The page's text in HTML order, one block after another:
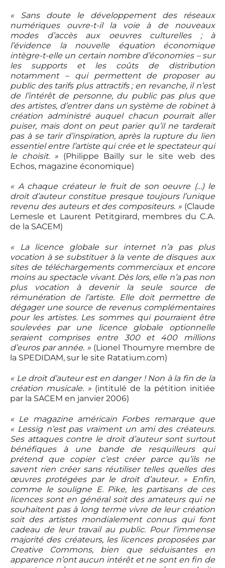
« Sans doute le développement des réseaux
numériques ouvre-t-il la voie à de nouveaux
modes d’accès aux oeuvres culturelles ; à
l’évidence la nouvelle équation économique
intègre-t-elle un certain nombre d’économies – sur
les supports et les coûts de distribution
notamment – qui permettent de proposer au
public des tarifs plus attractifs ; en revanche, il n’est
de l’intérêt de personne, du public pas plus que
des artistes, d’entrer dans un système de robinet à
création administré auquel chacun pourrait aller
puiser, mais dont on peut parier qu’il ne tarderait
pas à se tarir d’inspiration, après la rupture du lien
essentiel entre l’artiste qui crée et le spectateur qui
le choisit. » (Philippe Bailly sur le site web des
Echos, magazine économique)
« A chaque créateur le fruit de son oeuvre (…) le
droit d’auteur constitue presque toujours l’unique
revenu des auteurs et des compositeurs. » (Claude
Lemesle et Laurent Petitgirard, membres du C.A.
de la SACEM)
« La licence globale sur internet n’a pas plus
vocation à se substituer à la vente de disques aux
sites de téléchargements commerciaux et encore
moins au spectacle vivant. Dès lors, elle n’a pas non
plus vocation à devenir la seule source de
rémunération de l’artiste. Elle doit permettre de
dégager une source de revenus complémentaires
pour les artistes. Les sommes qui pourraient être
soulevées par une licence globale optionnelle
seraient comprises entre 300 et 400 millions
d’euros par année. » (Lionel Thoumyre membre de
la SPEDIDAM, sur le site Ratatium.com)
« Le droit d’auteur est en danger ! Non à la fin de la
création musicale. » (intitulé de la pétition initiée
par la SACEM en janvier 2006)
« Le magazine américain Forbes remarque que
« Lessig n’est pas vraiment un ami des créateurs.
Ses attaques contre le droit d’auteur sont surtout
bénéfiques à une bande de resquilleurs qui
prétend que copier c’est créer parce qu’ils ne
savent rien créer sans réutiliser telles quelles des
œuvres protégées par le droit d’auteur. » Enfin,
comme le souligne E. Pike, les partisans de ces
licences sont en général soit des amateurs qui ne
souhaitent pas à long terme vivre de leur création
soit des artistes mondialement connus qui font
cadeau de leur travail au public. Pour l’immense
majorité des créateurs, les licences proposées par
Creative Commons, bien que séduisantes en
apparence n’ont aucun intérêt et ne sont en fin de